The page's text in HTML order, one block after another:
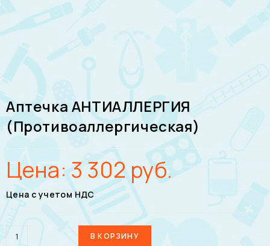
Аптечка АНТИАЛЛЕРГИЯ
(Противоаллергическая)
Цена:3 302руб.
Цена с учетом НДС
В КОРЗИНУ